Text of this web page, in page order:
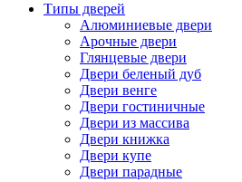
Типы дверей
Алюминиевые двери
Арочные двери
Глянцевые двери
Двери беленый дуб
Двери венге
Двери гостиничные
Двери из массива
Двери книжка
Двери купе
Двери парадные